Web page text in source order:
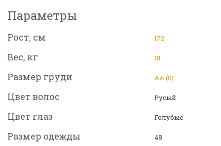
Параметры
Рост, см 172
Вес, кг 81
Размер груди АА (0)
Цвет волос Русый
Цвет глаз Голубые
Размер одежды 48